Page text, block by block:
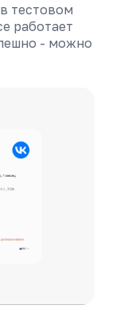
тестовом
работает
- можно